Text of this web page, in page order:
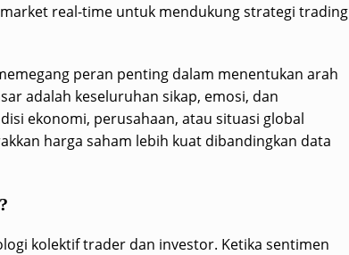
real-time untuk mendukung strategi trading
peran penting dalam menentukan arah
adalah keseluruhan sikap, emosi, dan
ekonomi, perusahaan, atau situasi global
harga saham lebih kuat dibandingkan data
kolektif trader dan investor. Ketika sentimen